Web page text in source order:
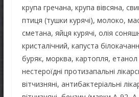
крупа гречана, крупа вівсяна,
птиця (тушки курячі), молоко,
сметана, яйця курячі, олія
кристалічний, капуста
буряк, морква, картопля, етанол
нестероїдні протизапальні
вітчизняні, антибактеріальні